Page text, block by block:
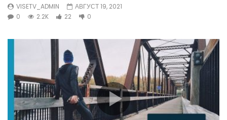
VISETV_ADMIN
АВГУСТ 19, 2021
0
2.2K 22 0